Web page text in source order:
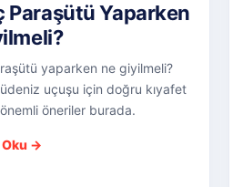
Paraşütü Yaparken
yaparken ne giyilmeli?
uçuşu için doğru kıyafet
öneriler burada.
Oku →